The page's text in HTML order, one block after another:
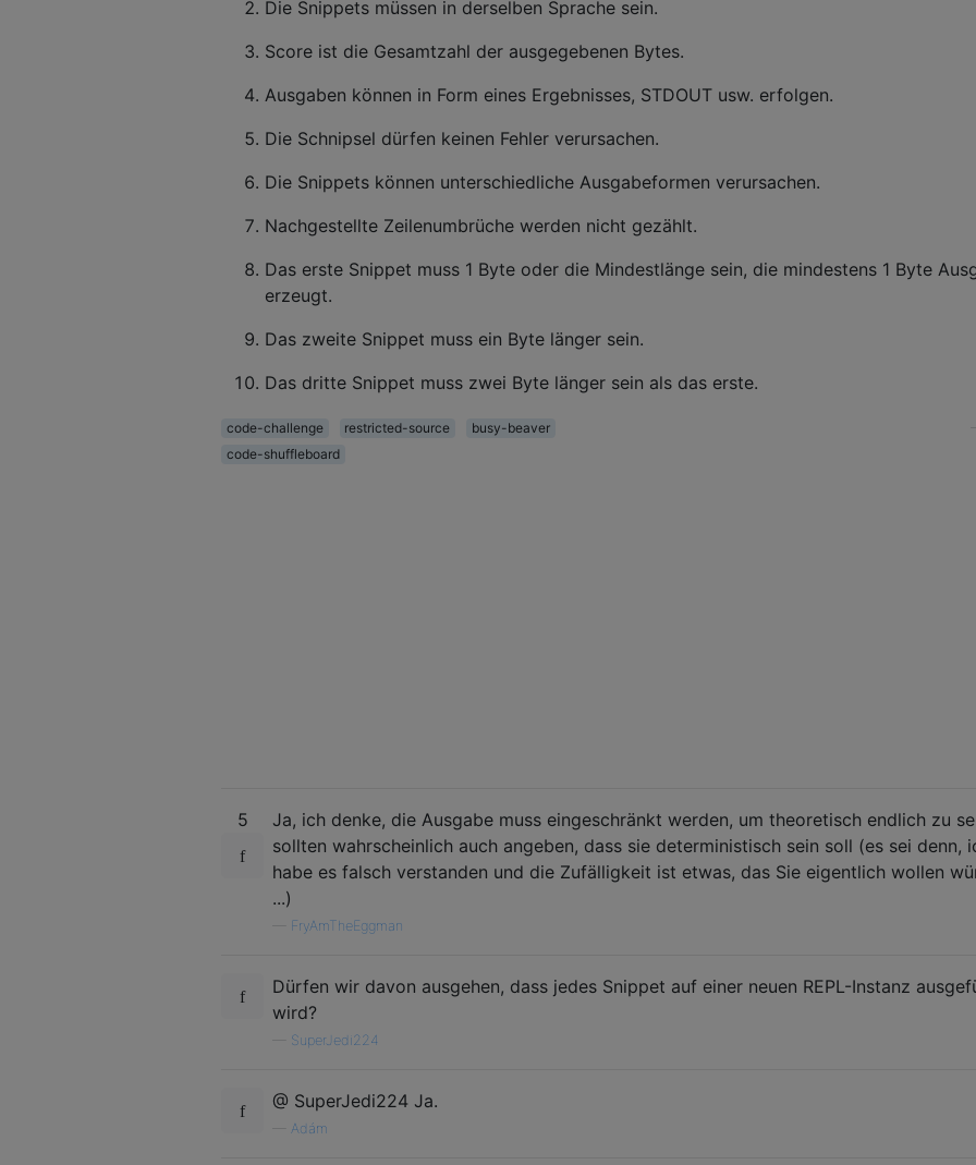
Die Snippets müssen in derselben Sprache sein.
Score ist die Gesamtzahl der ausgegebenen Bytes.
Ausgaben können in Form eines Ergebnisses, STDOUT usw. erfolgen.
Die Schnipsel dürfen keinen Fehler verursachen.
Die Snippets können unterschiedliche Ausgabeformen verursachen.
Nachgestellte Zeilenumbrüche werden nicht gezählt.
Das erste Snippet muss 1 Byte oder die Mindestlänge sein, die mindestens 1 Byte
erzeugt.
Das zweite Snippet muss ein Byte länger sein.
Das dritte Snippet muss zwei Byte länger sein als das erste.
code-challenge restricted-source
busy-beaver
code-shuffleboard
5
Ja, ich denke, die Ausgabe muss eingeschränkt werden, um theoretisch endlich zu
sollten wahrscheinlich auch angeben, dass sie deterministisch sein soll (es sei denn,
habe es falsch verstanden und die Zufälligkeit ist etwas, das Sie eigentlich wollen
...)
FryAmTheEggman
Dürfen wir davon ausgehen, dass jedes Snippet auf einer neuen REPL-Instanz
wird?
SuperJedi224
@ SuperJedi224 Ja.
Adám